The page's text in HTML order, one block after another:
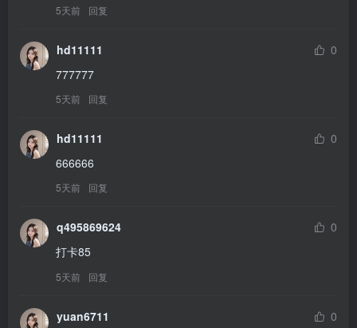
5天前 回复
hd11111
0
777777
5天前 回复
hd11111
0
666666
5天前 回复
q495869624
0
打卡85
5天前 回复
yuan6711
0